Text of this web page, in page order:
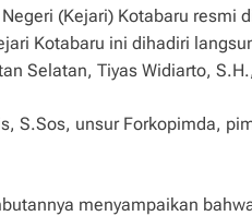
(Kejari) Kotabaru
Kotabaru ini dihadiri
Selatan, Tiyas Widiarto,
S.Sos, unsur Forkopimda,
menyampaikan